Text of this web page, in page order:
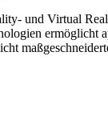
und Virtual